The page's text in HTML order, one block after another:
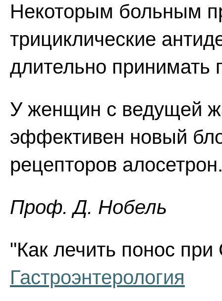
Некоторым больным
трициклические
длительно принимать
У женщин с ведущей
эффективен новый
рецепторов
Проф. Д. Нобель
"Как лечить понос
Гастроэнтерология